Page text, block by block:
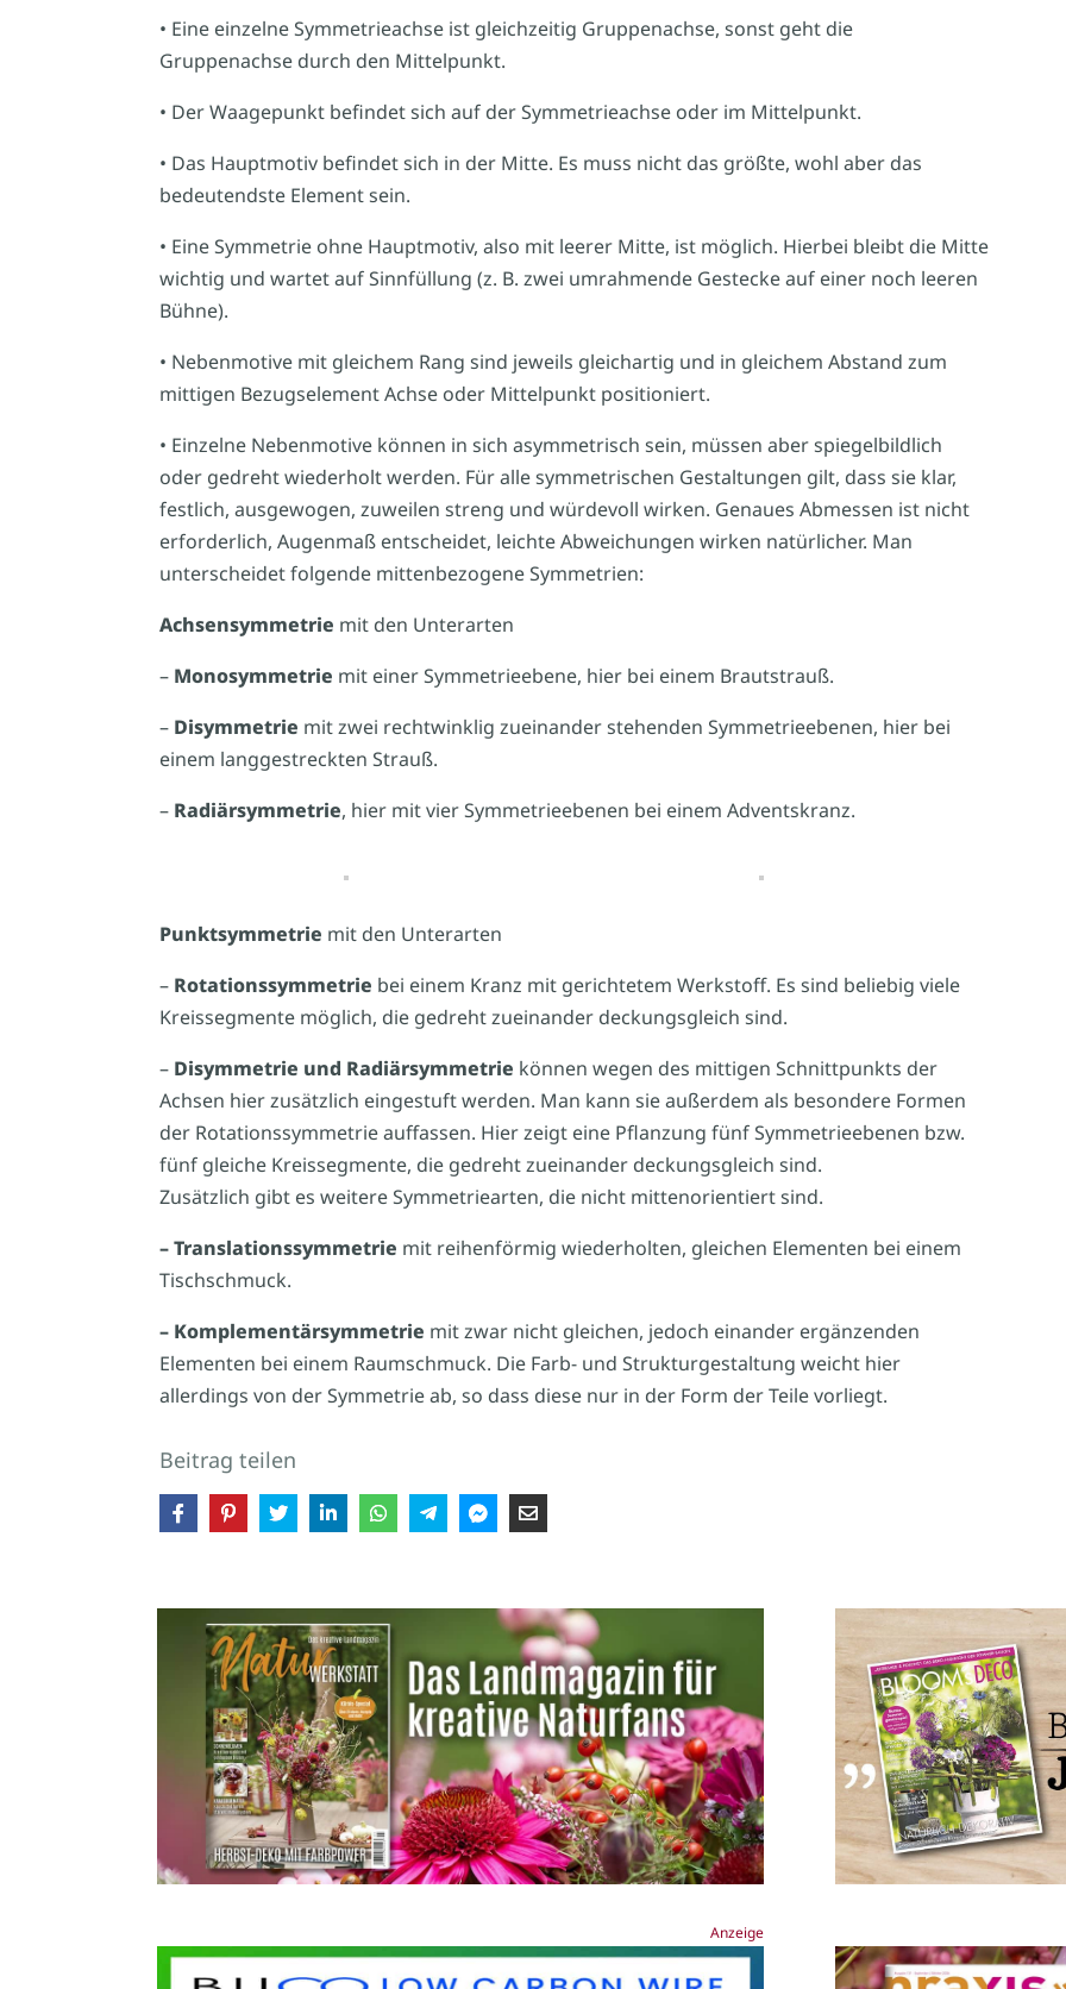
• Eine einzelne Symmetrieachse ist gleichzeitig Gruppenachse, sonst geht die
Gruppenachse durch den Mittelpunkt.
• Der Waagepunkt befindet sich auf der Symmetrieachse oder im Mittelpunkt.
• Das Hauptmotiv befindet sich in der Mitte. Es muss nicht das größte, wohl aber das
bedeutendste Element sein.
• Eine Symmetrie ohne Hauptmotiv, also mit leerer Mitte, ist möglich. Hierbei bleibt die Mitte
wichtig und wartet auf Sinnfüllung (z. B. zwei umrahmende Gestecke auf einer noch leeren
Bühne).
• Nebenmotive mit gleichem Rang sind jeweils gleichartig und in gleichem Abstand zum
mittigen Bezugselement Achse oder Mittelpunkt positioniert.
• Einzelne Nebenmotive können in sich asymmetrisch sein, müssen aber spiegelbildlich
oder gedreht wiederholt werden. Für alle symmetrischen Gestaltungen gilt, dass sie klar,
festlich, ausgewogen, zuweilen streng und würdevoll wirken. Genaues Abmessen ist nicht
erforderlich, Augenmaß entscheidet, leichte Abweichungen wirken natürlicher. Man
unterscheidet folgende mittenbezogene Symmetrien:
Achsensymmetrie mit den Unterarten
– Monosymmetrie mit einer Symmetrieebene, hier bei einem Brautstrauß.
– Disymmetrie mit zwei rechtwinklig zueinander stehenden Symmetrieebenen, hier bei
einem langgestreckten Strauß.
– Radiärsymmetrie, hier mit vier Symmetrieebenen bei einem Adventskranz.
Punktsymmetrie mit den Unterarten
– Rotationssymmetrie bei einem Kranz mit gerichtetem Werkstoff. Es sind beliebig viele
Kreissegmente möglich, die gedreht zueinander deckungsgleich sind.
– Disymmetrie und Radiärsymmetrie können wegen des mittigen Schnittpunkts der
Achsen hier zusätzlich eingestuft werden. Man kann sie außerdem als besondere Formen
der Rotationssymmetrie auffassen. Hier zeigt eine Pflanzung fünf Symmetrieebenen bzw.
fünf gleiche Kreissegmente, die gedreht zueinander deckungsgleich sind.
Zusätzlich gibt es weitere Symmetriearten, die nicht mittenorientiert sind.
– Translationssymmetrie mit reihenförmig wiederholten, gleichen Elementen bei einem
Tischschmuck.
– Komplementärsymmetrie mit zwar nicht gleichen, jedoch einander ergänzenden
Elementen bei einem Raumschmuck. Die Farb- und Strukturgestaltung weicht hier
allerdings von der Symmetrie ab, so dass diese nur in der Form der Teile vorliegt.
Beitrag teilen
Anzeige